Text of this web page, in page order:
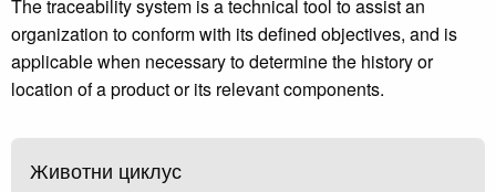
The traceability system is a technical tool to assist an
organization to conform with its defined objectives, and is
applicable when necessary to determine the history or
location of a product or its relevant components.
Животни циклус